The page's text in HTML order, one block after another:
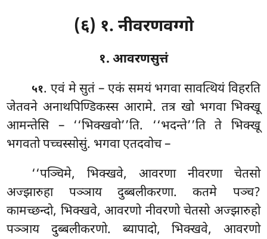
(६) १. नीवरणवग्गो
१. आवरणसुत्तं
५१. एवं मे सुतं – एकंसमयं भगवा सावत्थियं विहरति
जेतवने अनाथपिण्डिकस्स आरामे. तत्र खो भगवा भिक्खू
आमन्तेसि – ‘‘भिक्खवो’’ति. ‘‘भदन्ते’’ति ते भिक्खू
भगवतो पच्चस्सोसुं. भगवा एतदवोच –
‘‘पञ्चिमे, भिक्खवे, आवरणा नीवरणा चेतसो
अज्झारुहा पञ्ञाय दुब्बलीकरणा. कतमे पञ्च?
कामच्छन्दो, भिक्खवे, आवरणो नीवरणो चेतसो अज्झारुहो
पञ्ञाय दुब्बलीकरणो. ब्यापादो, भिक्खवे, आवरणो